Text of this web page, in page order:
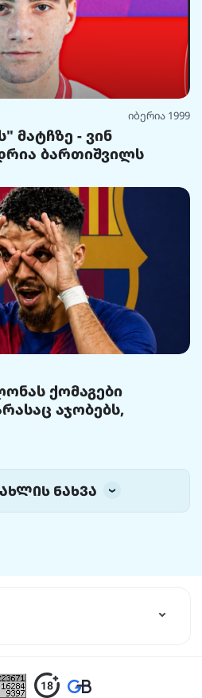
იბერია 1999
მატჩზე - ვინ
ბართიშვილს
ქომაგები
აჯობებს,
ნახვა